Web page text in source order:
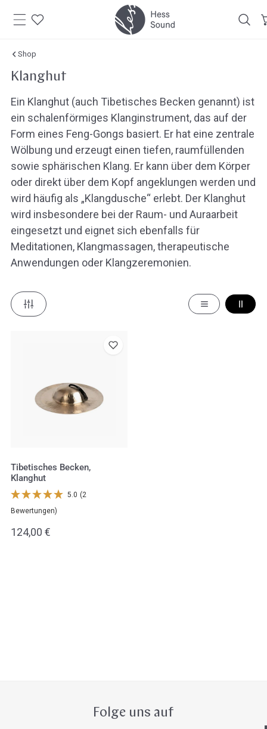
Zum
Inhalt
Shop
Klanghut
Ein Klanghut (auch Tibetisches Becken genannt) ist
ein schalenförmiges Klanginstrument, das auf der
Form eines Feng-Gongs basiert. Er hat eine zentrale
Wölbung und erzeugt einen tiefen, raumfüllenden
sowie sphärischen Klang. Er kann über dem Körper
oder direkt über dem Kopf angeklungen werden und
wird häufig als „Klangdusche“ erlebt. Der Klanghut
wird insbesondere bei der Raum- und Auraarbeit
eingesetzt und eignet sich ebenfalls für
Meditationen, Klangmassagen, therapeutische
Anwendungen oder Klangzeremonien.
Tibetisches Becken,
Klanghut
5.0 (2
Bewertungen)
Regulärer
124,00 €
Folge uns auf
Hast du heute gefunden, was du